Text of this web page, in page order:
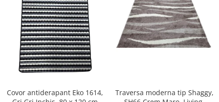
Covor antiderapant Eko 1614,
Traversa moderna tip Shaggy,